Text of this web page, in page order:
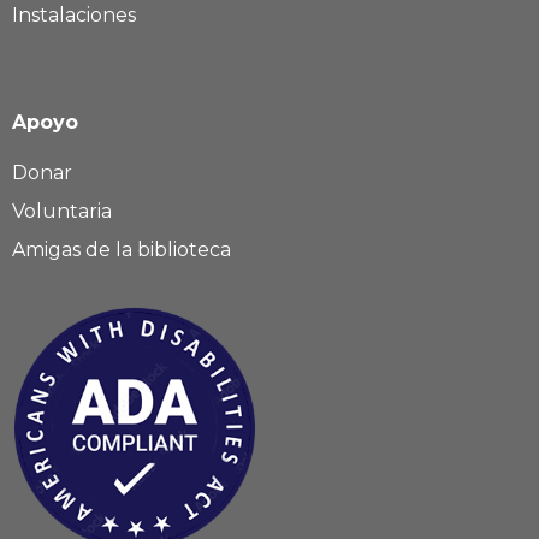
Instalaciones
Apoyo
Donar
Voluntaria
Amigas de la biblioteca